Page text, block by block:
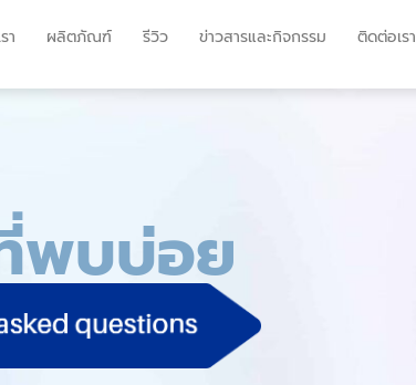
า ผลิตภัณฑ์ รีวิว ข่าวสารและกิจกรรม ติดต่อเรา
พบบ่อย